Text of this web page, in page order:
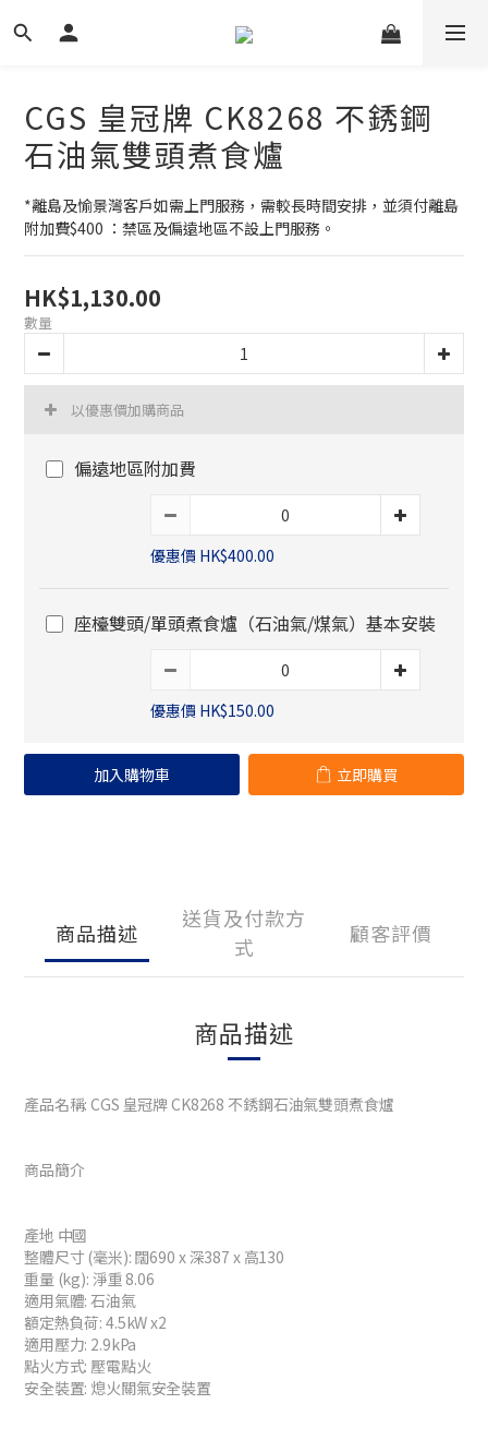
CGS 皇冠牌 CK8268 不銹鋼
石油氣雙頭煮食爐
*離島及愉景灣客戶如需上門服務，需較長時間安排，並須付離島
附加費$400 ：禁區及偏遠地區不設上門服務。
HK$1,130.00
數量
以優惠價加購商品
偏遠地區附加費
優惠價 HK$400.00
座檯雙頭/單頭煮食爐（石油氣/煤氣）基本安裝
優惠價 HK$150.00
加入購物車 立即購買
商品描述
送貨及付款方
式
顧客評價
商品描述
產品名稱: CGS 皇冠牌 CK8268 不銹鋼石油氣雙頭煮食爐
商品簡介
產地 中國
整體尺寸 (毫米): 闊690 x 深387 x 高130
重量 (kg): 淨重 8.06
適用氣體: 石油氣
額定熱負荷: 4.5kW x2
適用壓力: 2.9kPa
點火方式: 壓電點火
安全裝置: 熄火關氣安全裝置